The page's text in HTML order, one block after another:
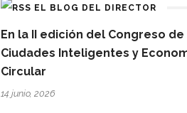
EL BLOG DEL DIRECTOR
En la II edición del Congreso de
Ciudades Inteligentes y
Circular
14 junio, 2026